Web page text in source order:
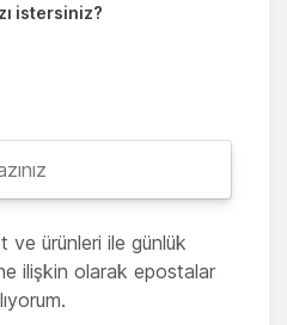
istersiniz?
ve ürünleri ile günlük
ilişkin olarak epostalar